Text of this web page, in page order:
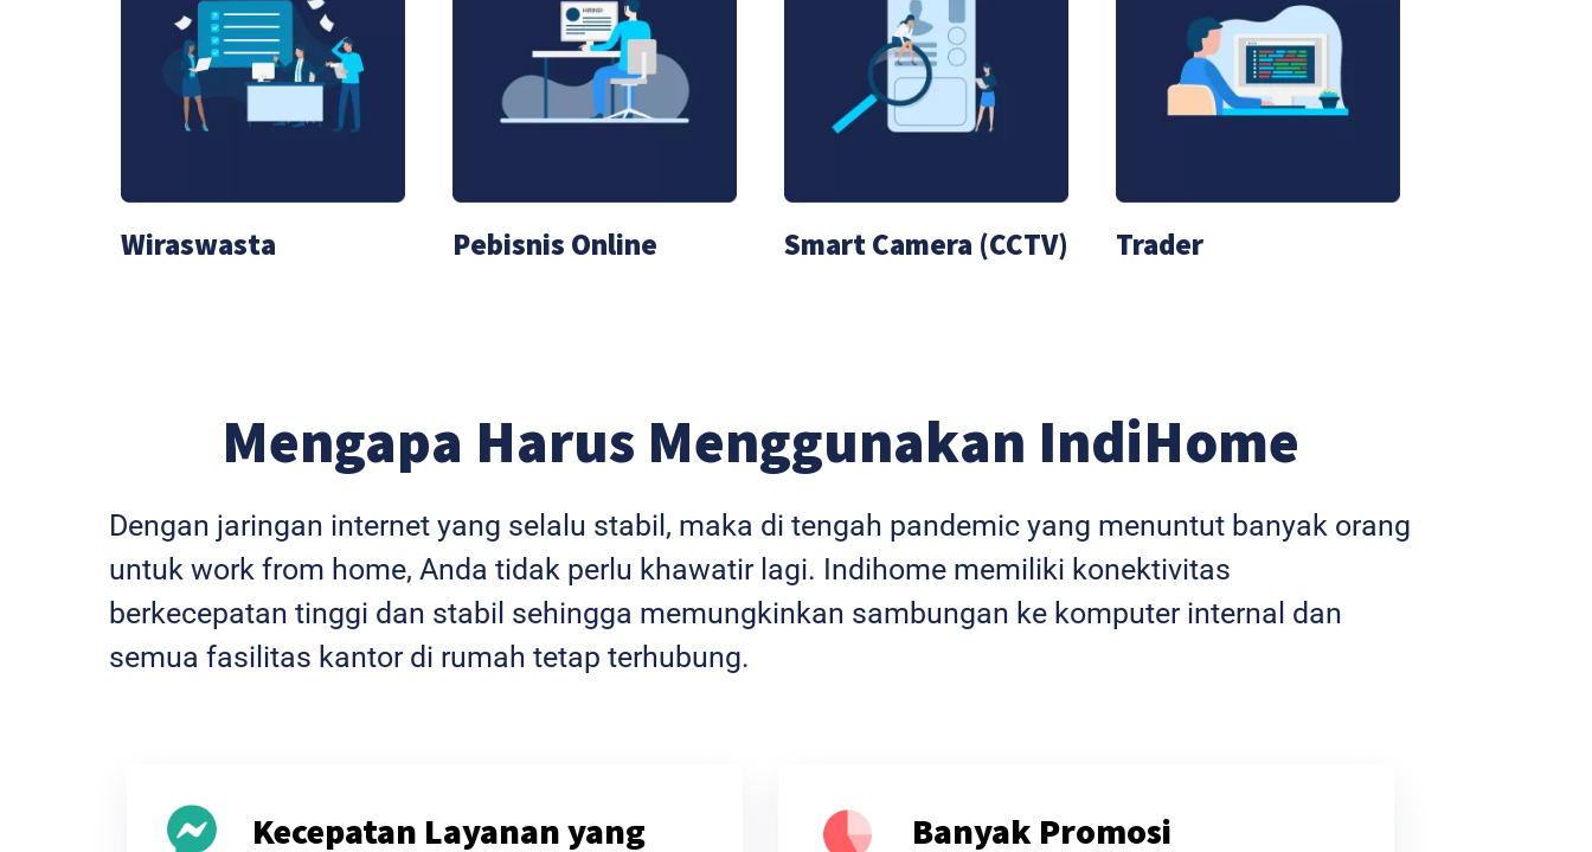
Wiraswasta Pebisnis Online Smart Camera (CCTV) Trader
Mengapa Harus Menggunakan IndiHome
Dengan jaringan internet yang selalu stabil, maka di tengah pandemic yang menuntut banyak orang
untuk work from home, Anda tidak perlu khawatir lagi. Indihome memiliki konektivitas
berkecepatan tinggi dan stabil sehingga memungkinkan sambungan ke komputer internal dan
semua fasilitas kantor di rumah tetap terhubung.
Kecepatan Layanan yang Banyak Promosi